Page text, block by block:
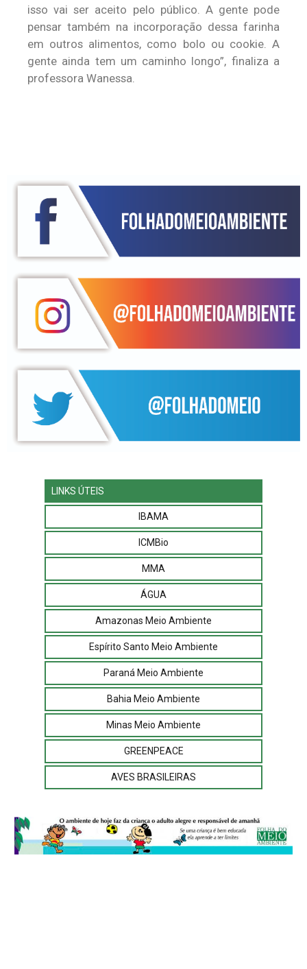
isso vai ser aceito pelo público. A gente pode
pensar também na incorporação dessa farinha
em outros alimentos, como bolo ou cookie. A
gente ainda tem um caminho longo”, finaliza a
professora Wanessa.
LINKS ÚTEIS
IBAMA
ICMBio
MMA
ÁGUA
Amazonas Meio Ambiente
Espírito Santo Meio Ambiente
Paraná Meio Ambiente
Bahia Meio Ambiente
Minas Meio Ambiente
GREENPEACE
AVES BRASILEIRAS